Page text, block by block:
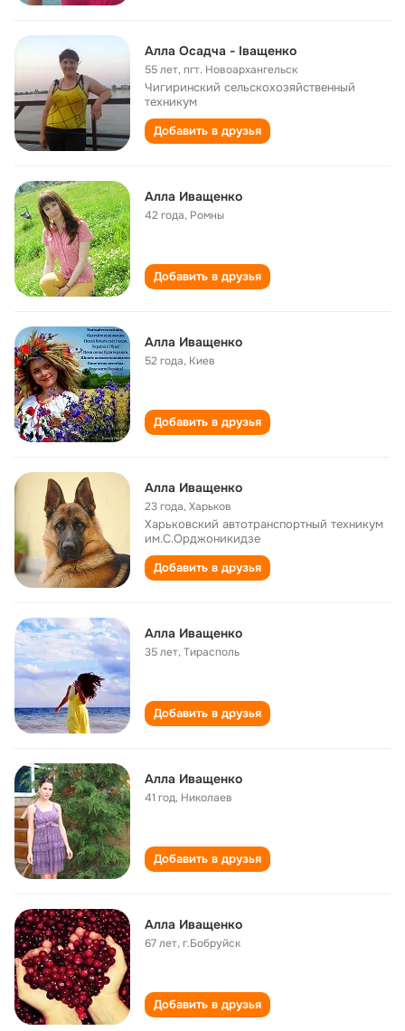
Алла Осадча - Іващенко
55 лет,пгт. Новоархангельск
Чигиринский сельскохозяйственный
техникум
Добавить в друзья
Алла Иващенко
42 года, Ромны
Добавить в друзья
Алла Иващенко
52 года, Киев
Добавить в друзья
Алла Иващенко
23 года,Харьков
Харьковский автотранспортный техникум
им.С.Орджоникидзе
Добавить в друзья
Алла Иващенко
35 лет,Тирасполь
Добавить в друзья
Алла Иващенко
41 год, Николаев
Добавить в друзья
Алла Иващенко
67 лет,г.Бобруйск
Добавить в друзья